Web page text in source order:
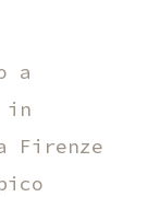
a
in
Firenze